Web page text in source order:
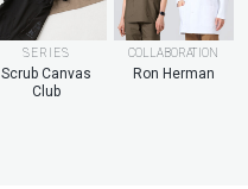
SERIES
Scrub Canvas
Club
COLLABORATION
Ron Herman